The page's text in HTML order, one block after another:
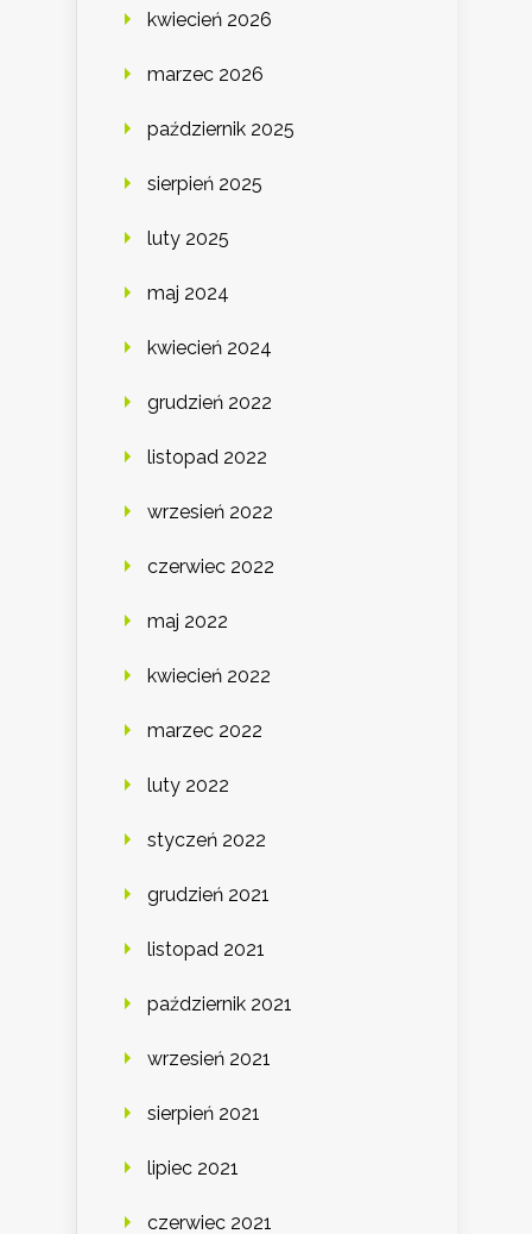
kwiecień 2026
marzec 2026
październik 2025
sierpień 2025
luty 2025
maj 2024
kwiecień 2024
grudzień 2022
listopad 2022
wrzesień 2022
czerwiec 2022
maj 2022
kwiecień 2022
marzec 2022
luty 2022
styczeń 2022
grudzień 2021
listopad 2021
październik 2021
wrzesień 2021
sierpień 2021
lipiec 2021
czerwiec 2021